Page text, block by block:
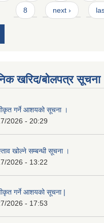
8 next ›
खरिद/बोलपत्र सूचना
गर्ने आशयको सूचना ।
2026 - 20:29
खोल्ने सम्बन्धी सूचना ।
2026 - 13:22
गर्ने आशयको सूचना |
2026 - 17:53